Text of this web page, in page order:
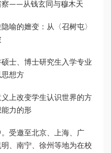
察——从钱玄同与穆木天
喻的嬗变：从〈召树屯〉
士、博士研究生入学专业
想方
上改变学生认识世界的方
力的形
受邀至北京、上海、广
、南宁、徐州等地为在校